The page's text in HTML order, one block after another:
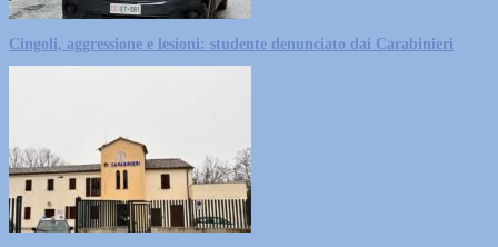
Cingoli, aggressione e lesioni: studente denunciato dai Carabinieri